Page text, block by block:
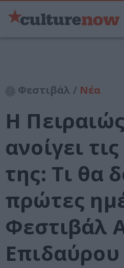
Φεστιβάλ / Νέα
Η
ανοίγει
της: Τι θα
πρώτες
Φεστιβάλ
Επιδαύρου